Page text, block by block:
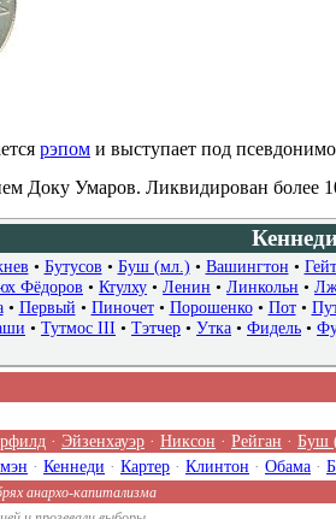
рэпом и выступает под
Доку Умаров. Ликвидирован более
• Бутусов • Буш (мл.) • Вашингтон •
Фёдоров • Ктулху • Ленин • Линкольн •
• Первый • Пиночет• Порошенко• Пот•
• Тутмос III • Тэтчер • Утка • Фидель •
· Эйзенхауэр · Никсон · Рейган · Буш
· Кеннеди · Картер · Клинтон · Обама ·
анархо-капитализма